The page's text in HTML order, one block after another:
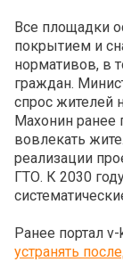
Все площадки
покрытием и
нормативов, в
граждан.
спрос жителей
Махонин ранее
вовлекать
реализации
ГТО. К 2030
Ранее портал
устранять